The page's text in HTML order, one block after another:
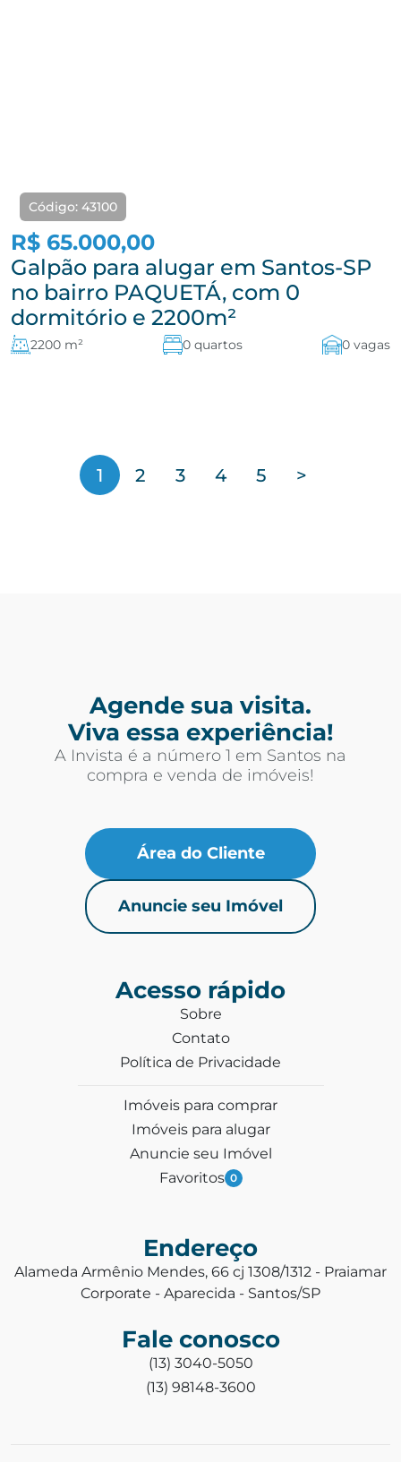
Código: 43100
R$ 65.000,00
Galpão para alugar em Santos-SP
no bairro PAQUETÁ, com 0
dormitório e 2200m²
2200 m² 0 quartos 0 vagas
1 2 3 4 5 >
Agende sua visita.
Viva essa experiência!
A Invista é a número 1 em Santos na
compra e venda de imóveis!
Área do Cliente
Anuncie seu Imóvel
Acesso rápido
Sobre
Contato
Política de Privacidade
Imóveis para comprar
Imóveis para alugar
Anuncie seu Imóvel
Favoritos 0
Endereço
Alameda Armênio Mendes, 66 cj 1308/1312 - Praiamar
Corporate - Aparecida - Santos/SP
Fale conosco
(13) 3040-5050
(13) 98148-3600